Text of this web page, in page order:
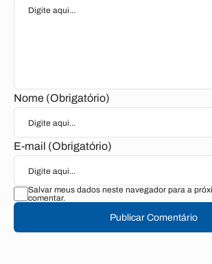
Nome (Obrigatório)
E-mail (Obrigatório)
Salvar meus dados neste navegador para a
comentar.
Publicar Comentário